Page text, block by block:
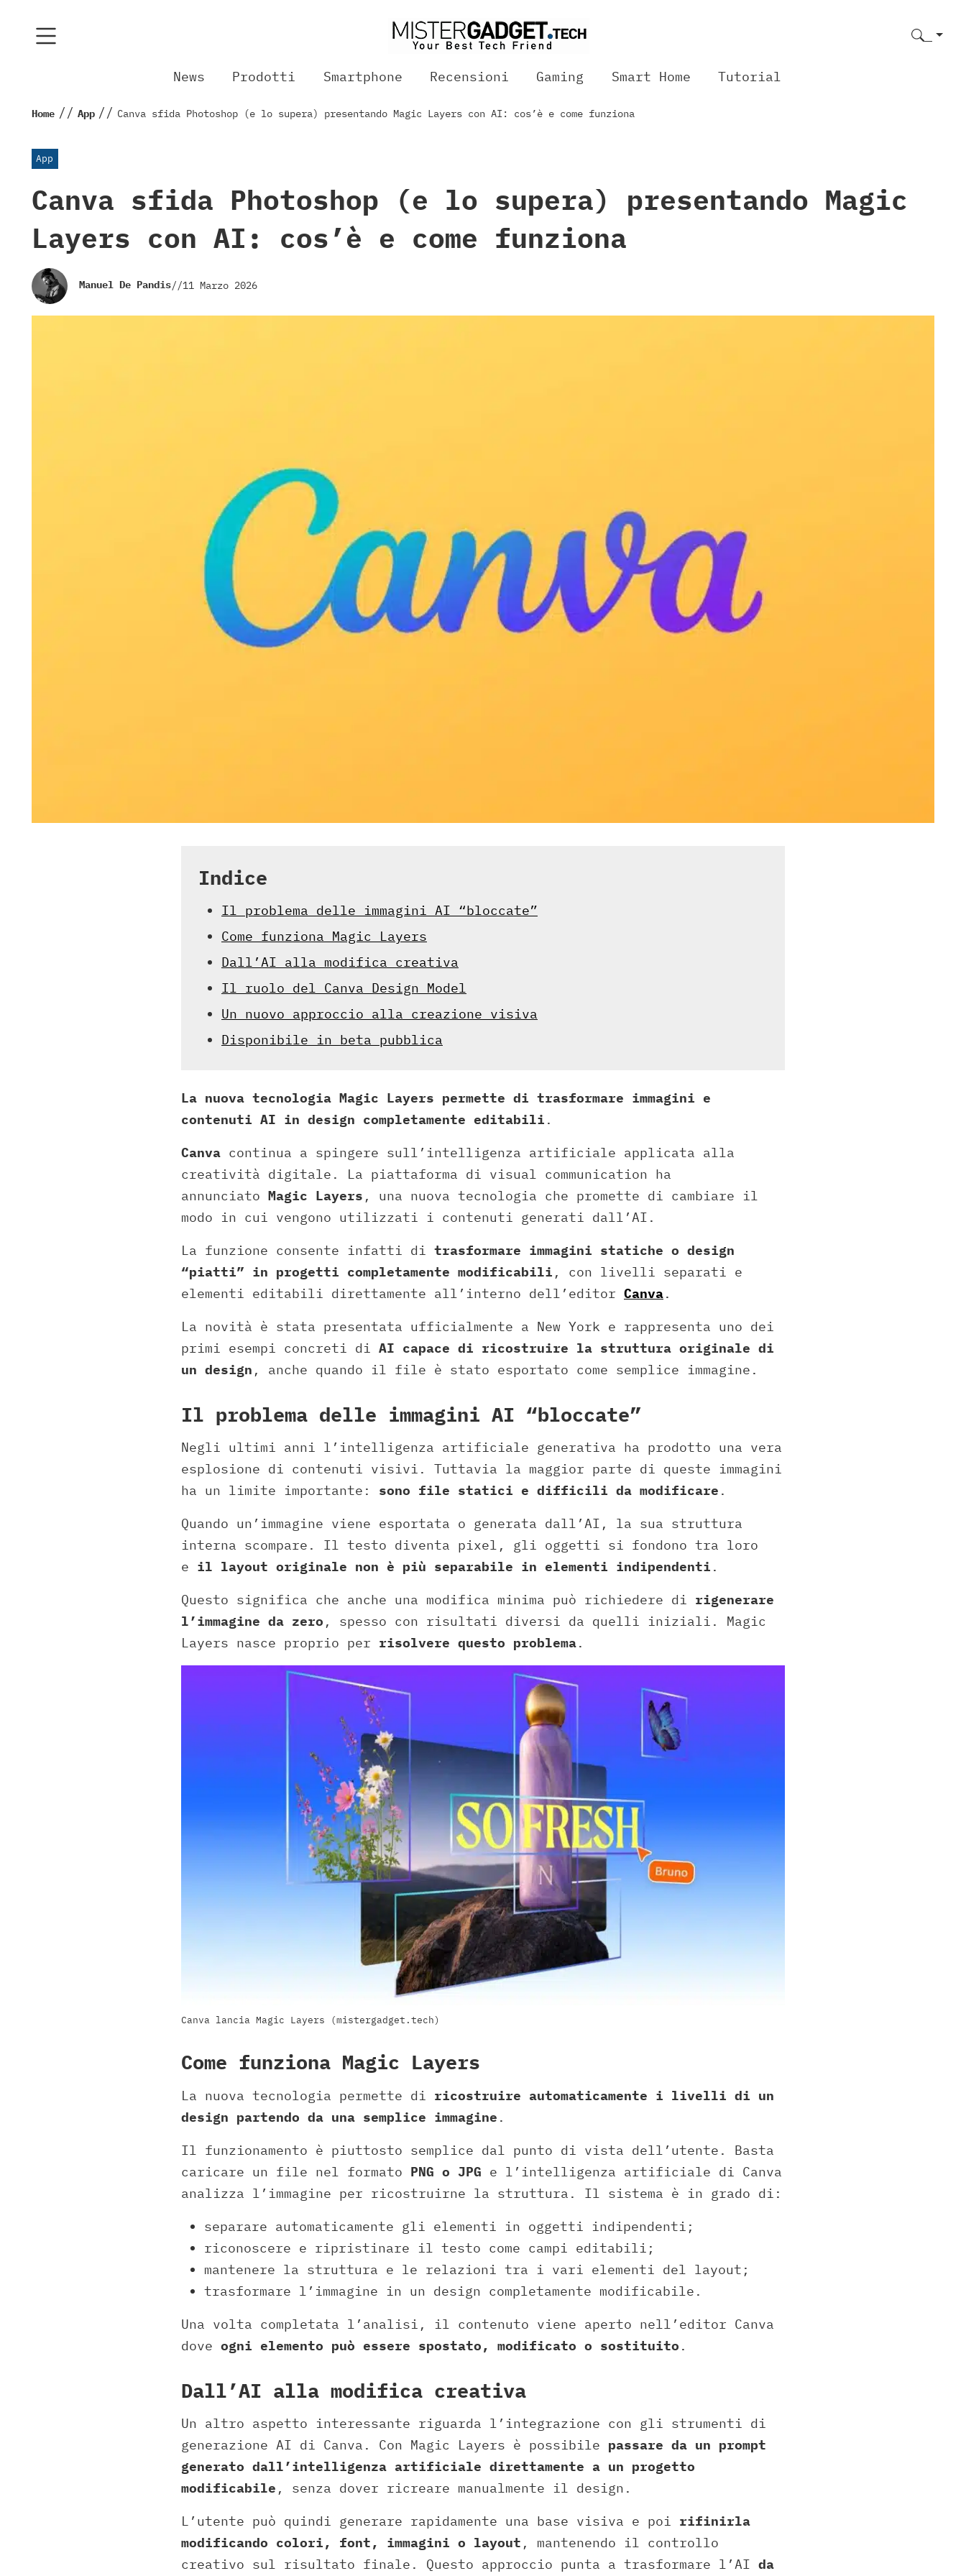
News Prodotti Smartphone Recensioni Gaming Smart Home Tutorial
Home // App // Canva sfida Photoshop (e lo supera) presentando Magic Layers con AI: cos’è e come funziona
App
Canva sfida Photoshop (e lo supera) presentando Magic
Layers con AI: cos’è e come funziona
Manuel De Pandis//11 Marzo 2026
Indice
Il problema delle immagini AI “bloccate”
Come funziona Magic Layers
Dall’AI alla modifica creativa
Il ruolo del Canva Design Model
Un nuovo approccio alla creazione visiva
Disponibile in beta pubblica
La nuova tecnologia Magic Layers permette di trasformare immagini e
contenuti AI in design completamente editabili .
Canva continua a spingere sull’intelligenza artificiale applicata alla
creatività digitale. La piattaforma di visual communication ha
annunciato Magic Layers , una nuova tecnologia che promette di cambiare il
modo in cui vengono utilizzati i contenuti generati dall’AI.
La funzione consente infatti di trasformare immagini statiche o design
“piatti” in progetti completamente modificabili , con livelli separati e
elementi editabili direttamente all’interno dell’editor Canva.
La novità è stata presentata ufficialmente a New York e rappresenta uno dei
primi esempi concreti di AI capace di ricostruire la struttura originale di
un design , anche quando il file è stato esportato come semplice immagine.
Il problema delle immagini AI “bloccate”
Negli ultimi anni l’intelligenza artificiale generativa ha prodotto una vera
esplosione di contenuti visivi. Tuttavia la maggior parte di queste immagini
ha un limite importante: sono file statici e difficili da modificare .
Quando un’immagine viene esportata o generata dall’AI, la sua struttura
interna scompare. Il testo diventa pixel, gli oggetti si fondono tra loro
e il layout originale non è più separabile in elementi indipendenti .
Questo significa che anche una modifica minima può richiedere di rigenerare
l’immagine da zero , spesso con risultati diversi da quelli iniziali. Magic
Layers nasce proprio per risolvere questo problema.
Canva lancia Magic Layers (mistergadget.tech)
Come funziona Magic Layers
La nuova tecnologia permette di ricostruire automaticamente i livelli di un
design partendo da una semplice immagine .
Il funzionamento è piuttosto semplice dal punto di vista dell’utente. Basta
caricare un file nel formato PNG o JPG e l’intelligenza artificiale di Canva
analizza l’immagine per ricostruirne la struttura. Il sistema è in grado di:
separare automaticamente gli elementi in oggetti indipendenti;
riconoscere e ripristinare il testo come campi editabili;
mantenere la struttura e le relazioni tra i vari elementi del layout;
trasformare l’immagine in un design completamente modificabile.
Una volta completata l’analisi, il contenuto viene aperto nell’editor Canva
dove ogni elemento può essere spostato, modificato o sostituito .
Dall’AI alla modifica creativa
Un altro aspetto interessante riguarda l’integrazione con gli strumenti di
generazione AI di Canva. Con Magic Layers è possibile passare da un prompt
generato dall’intelligenza artificiale direttamente a un progetto
modificabile , senza dover ricreare manualmente il design.
L’utente può quindi generare rapidamente una base visiva e poi rifinirla
modificando colori, font, immagini o layout , mantenendo il controllo
creativo sul risultato finale. Questo approccio punta a trasformare l’AI da